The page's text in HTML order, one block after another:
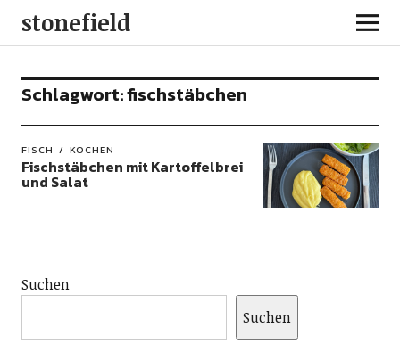
stonefield
Schlagwort:fischstäbchen
FISCH KOCHEN
Fischstäbchen mit Kartoffelbrei
und Salat
Suchen
Suchen